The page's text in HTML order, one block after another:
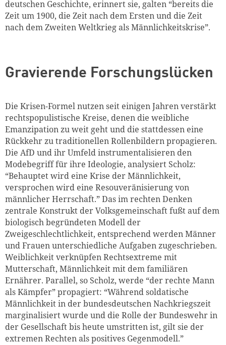
deutschen Geschichte, erinnert sie, galten “bereits die
Zeit um 1900, die Zeit nach dem Ersten und die Zeit
nach dem Zweiten Weltkrieg als Männlichkeitskrise”.
Gravierende Forschungslücken
Die Krisen-Formel nutzen seit einigen Jahren verstärkt
rechtspopulistische Kreise, denen die weibliche
Emanzipation zu weit geht und die stattdessen eine
Rückkehr zu traditionellen Rollenbildern propagieren.
Die AfD und ihr Umfeld instrumentalisieren den
Modebegriff für ihre Ideologie, analysiert Scholz:
“Behauptet wird eine Krise der Männlichkeit,
versprochen wird eine Resouveränisierung von
männlicher Herrschaft.” Das im rechten Denken
zentrale Konstrukt der Volksgemeinschaft fußt auf dem
biologisch begründeten Modell der
Zweigeschlechtlichkeit, entsprechend werden Männer
und Frauen unterschiedliche Aufgaben zugeschrieben.
Weiblichkeit verknüpfen Rechtsextreme mit
Mutterschaft, Männlichkeit mit dem familiären
Ernährer. Parallel, so Scholz, werde “der rechte Mann
als Kämpfer” propagiert: “Während soldatische
Männlichkeit in der bundesdeutschen Nachkriegszeit
marginalisiert wurde und die Rolle der Bundeswehr in
der Gesellschaft bis heute umstritten ist, gilt sie der
extremen Rechten als positives Gegenmodell.”